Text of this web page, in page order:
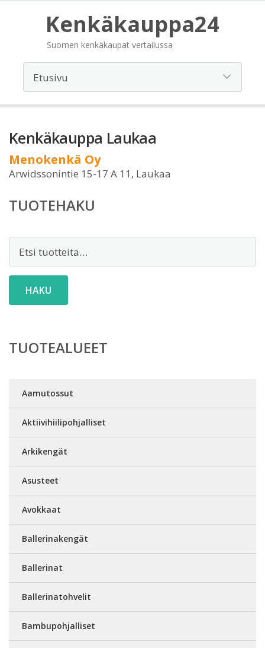
Kenkäkauppa24
Suomen kenkäkaupat vertailussa
Kenkäkauppa Laukaa
Menokenkä Oy
Arwidssonintie 15-17 A 11, Laukaa
TUOTEHAKU
HAKU
TUOTEALUEET
Aamutossut
Aktiivihiilipohjalliset
Arkikengät
Asusteet
Avokkaat
Ballerinakengät
Ballerinat
Ballerinatohvelit
Bambupohjalliset